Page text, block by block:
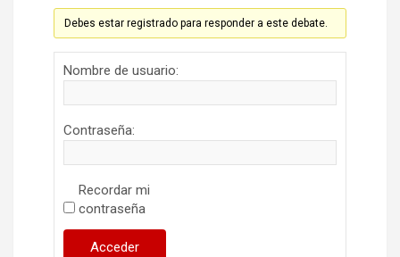
Debes estar registrado para responder a este debate.
Nombre de usuario:
Contraseña:
Recordar mi
contraseña
Acceder